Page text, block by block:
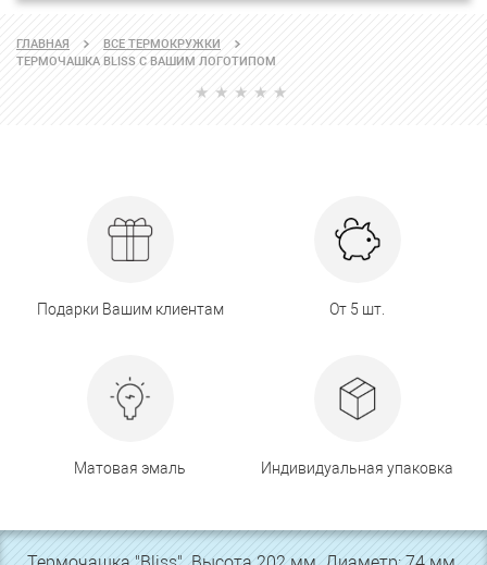
ГЛАВНАЯ
ВСЕ ТЕРМОКРУЖКИ
ТЕРМОЧАШКА BLISS С ВАШИМ ЛОГОТИПОМ
Подарки Вашим клиентам От 5 шт.
Матовая эмаль Индивидуальная упаковка